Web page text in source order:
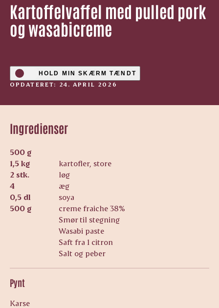
Kartoffelvaffel med pulled pork
og wasabicreme
HOLD MIN SKÆRM TÆNDT
OPDATERET: 24. APRIL 2026
Ingredienser
500 g
1,5 kg
kartofler, store
2 stk.
løg
4
æg
0,5 dl
soya
500 g
creme fraiche 38%
Smør til stegning
Wasabi paste
Saft fra 1 citron
Salt og peber
Pynt
Karse